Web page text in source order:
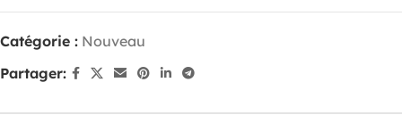
Catégorie : Nouveau
Partager: